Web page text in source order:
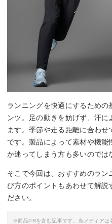
ランニングを快適にするため
ンツ。足の動きを妨げず、汗
ます。季節や走る距離に合わ
です。製品によって素材や機
か迷ってしまう方も多いのでは
そこで今回は、おすすめのラ
び方のポイントもあわせて解説
ださい。
※商品PRを含む記事です。当メディアは